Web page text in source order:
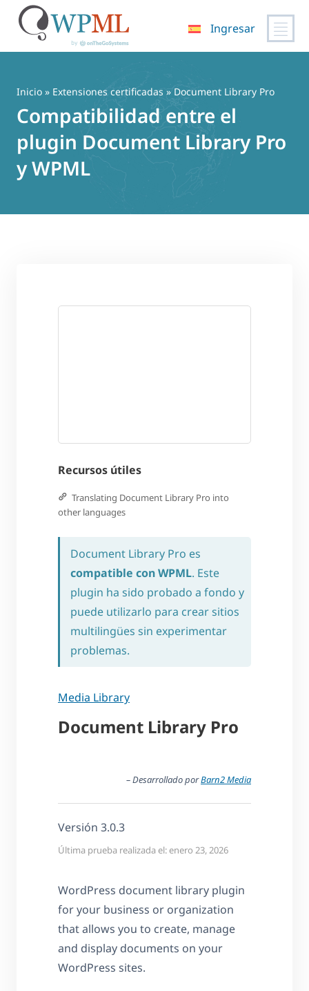
contenido
Ingresar
Inicio » Extensiones certificadas » Document Library Pro
Compatibilidad entre el
plugin Document Library Pro
y WPML
Recursos útiles
Translating Document Library Pro into
other languages
Document Library Pro es
compatible con WPML. Este
plugin ha sido probado a fondo y
puede utilizarlo para crear sitios
multilingües sin experimentar
problemas.
Media Library
Document Library Pro
– Desarrollado porBarn2 Media
Versión 3.0.3
Última prueba realizada el: enero 23, 2026
WordPress document library plugin
for your business or organization
that allows you to create, manage
and display documents on your
WordPress sites.